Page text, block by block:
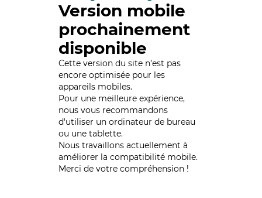
Version mobile
prochainement
disponible
Cette version du site n’est pas
encore optimisée pour les
appareils mobiles.
Pour une meilleure expérience,
nous vous recommandons
d'utiliser un ordinateur de bureau
ou une tablette.
Nous travaillons actuellement à
améliorer la compatibilité mobile.
Merci de votre compréhension !